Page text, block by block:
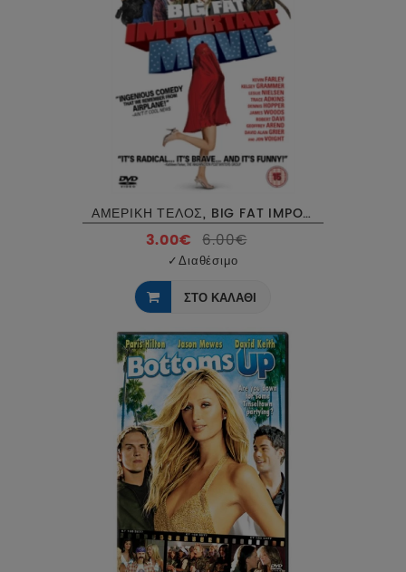
ΑΜΕΡΙΚΗ ΤΕΛΟΣ, BIG FAT IMPORTANT MOVIE DVD USED
3.00€ 6.00€
✓Διαθέσιμο
ΣΤΟ ΚΑΛΑΘΙ